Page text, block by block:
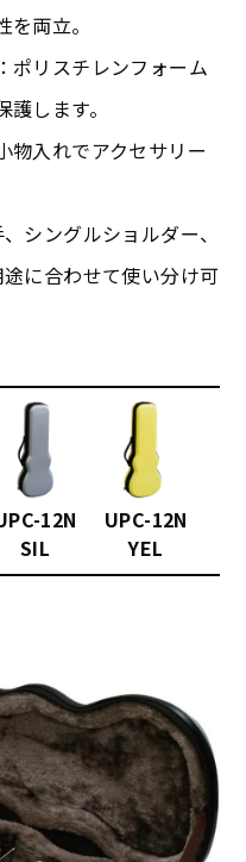
両立。
ポリスチレンフォーム
します。
物入れでアクセサリー
シングルショルダー、
に合わせて使い分け可
12N
SIL
UPC-12N
YEL